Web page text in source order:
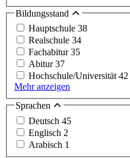
Bildungsstand
Hauptschule 38
Realschule 34
Fachabitur35
Abitur37
Hochschule/Universität42
Mehr anzeigen
Sprachen
Deutsch 45
Englisch 2
Arabisch 1